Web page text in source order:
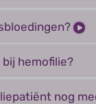
hemofilie?
nog